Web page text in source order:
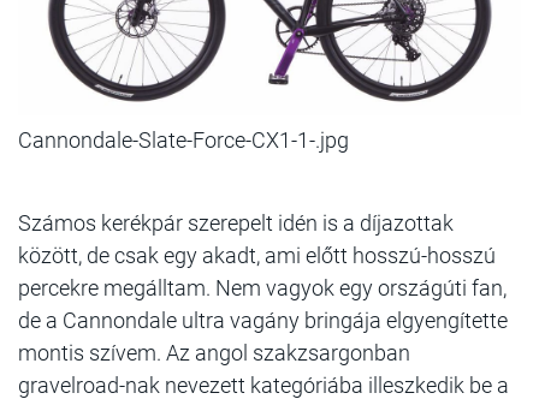
Cannondale-Slate-Force-CX1-1-.jpg
Számos kerékpár szerepelt idén is a díjazottak
között, de csak egy akadt, ami előtt hosszú-hosszú
percekre megálltam. Nem vagyok egy országúti fan,
de a Cannondale ultra vagány bringája elgyengítette
montis szívem. Az angol szakzsargonban
gravelroad-nak nevezett kategóriába illeszkedik be a